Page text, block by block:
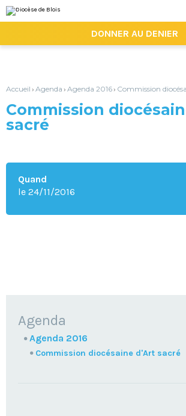
au
contenu.
la
personnels
DONNER AU DENIER
Accueil › Agenda › Agenda 2016› Commission
Commission
sacré
Quand
le 24/11/2016
NAVIGATION
Agenda
Agenda 2016
Commission diocésaine d'Art sacré